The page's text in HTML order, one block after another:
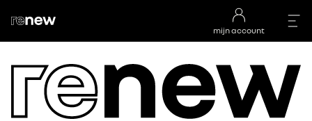
mijn account